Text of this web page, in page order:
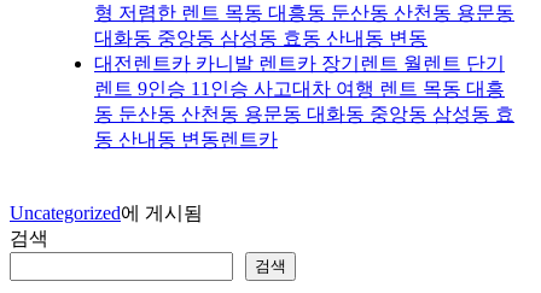
형 저렴한 렌트 목동 대흥동 둔산동 산천동 용문동
대화동 중앙동 삼성동 효동 산내동 변동
대전렌트카 카니발 렌트카 장기렌트 월렌트 단기
렌트 9인승 11인승 사고대차 여행 렌트 목동 대흥
동 둔산동 산천동 용문동 대화동 중앙동 삼성동 효
동 산내동 변동렌트카
Uncategorized에 게시됨
검색
검색